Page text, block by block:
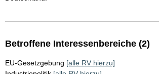
Betroffene Interessenbereiche (2)
EU-Gesetzgebung [alle RV hierzu]